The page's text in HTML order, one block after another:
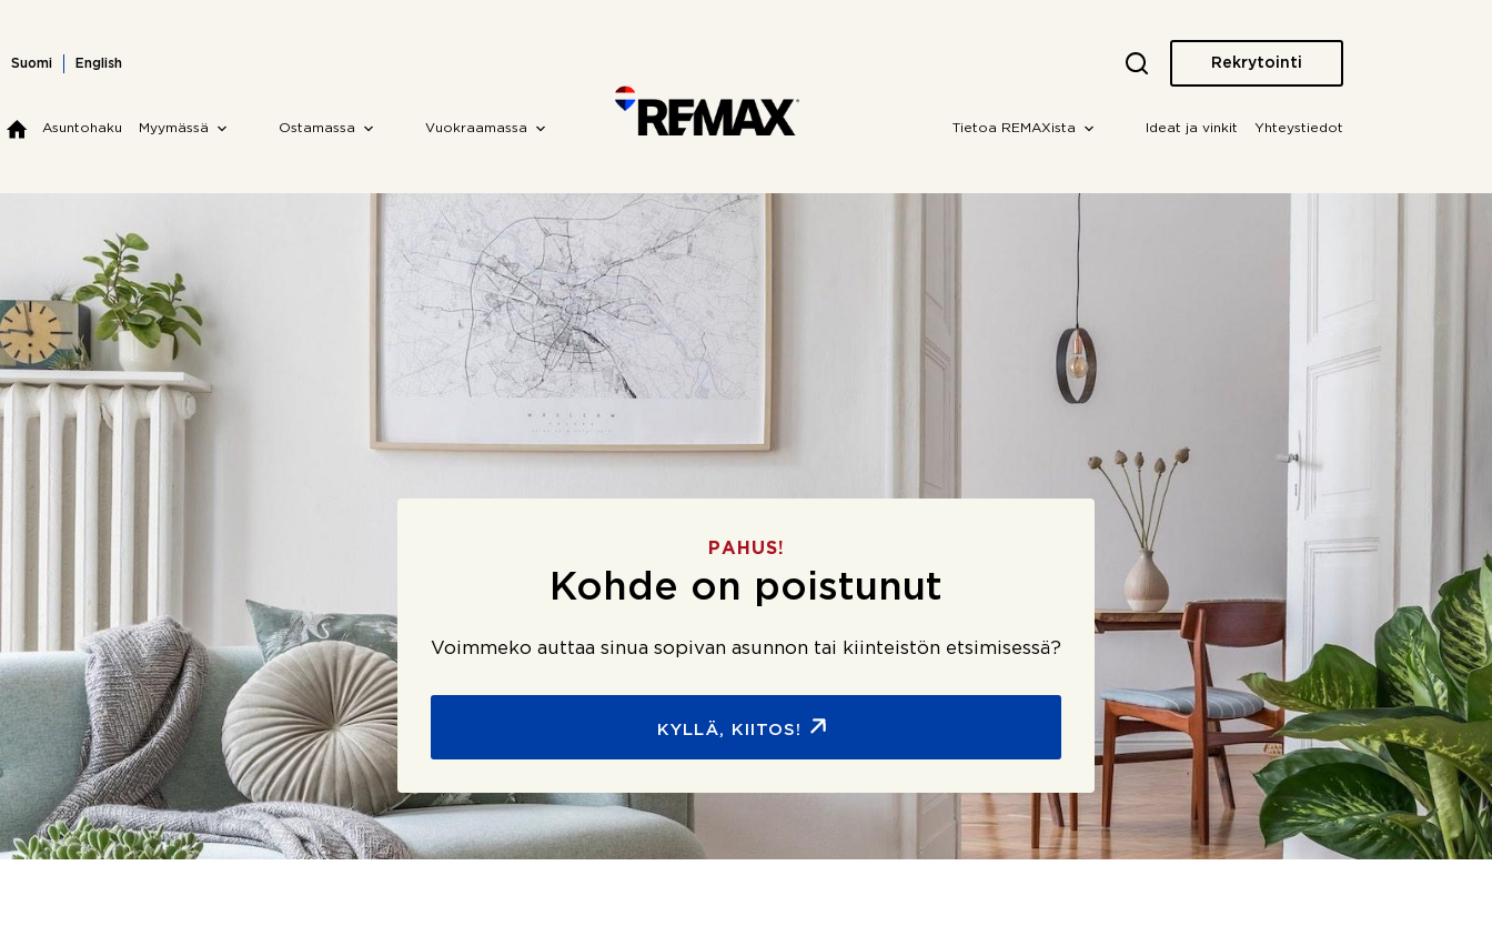
content
Suomi English Rekrytointi
Asuntohaku Myymässä Ostamassa Vuokraamassa Tietoa REMAXista Ideat ja vinkit Yhteystiedot
PAHUS!
Kohde on poistunut
Voimmeko auttaa sinua sopivan asunnon tai kiinteistön etsimisessä?
KYLLÄ, KIITOS!